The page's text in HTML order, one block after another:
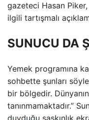
gazeteci Hasan Piker,
ilgili tartışmalı
SUNUCU DA
Yemek programına
sohbette şunları
bir bölgedir.
tanınmamaktadır.”
duyduğu şaşkınlık